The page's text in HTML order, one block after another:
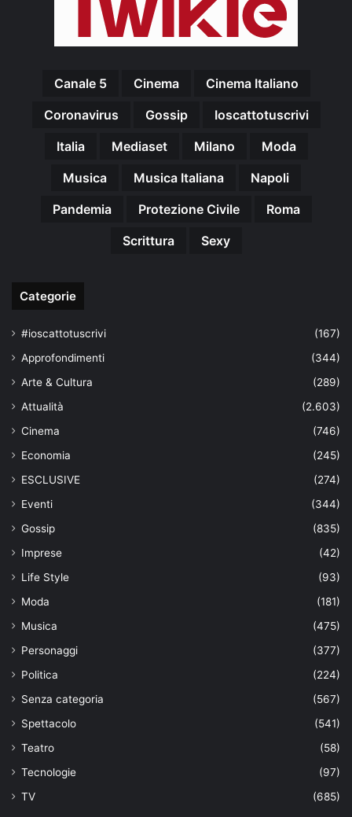
Canale 5 Cinema
Cinema Italiano
Coronavirus
Gossip
Ioscattotuscrivi
Italia
Mediaset Milano
Moda
Musica
Musica Italiana
Napoli
Pandemia
Protezione Civile
Roma
Scrittura
Sexy
Categorie
#ioscattotuscrivi
(167)
Approfondimenti
(344)
Arte & Cultura
(289)
Attualità
(2.603)
Cinema
(746)
Economia
(245)
ESCLUSIVE
(274)
Eventi
(344)
Gossip
(835)
Imprese
(42)
Life Style
(93)
Moda
(181)
Musica
(475)
Personaggi
(377)
Politica
(224)
Senza categoria
(567)
Spettacolo
(541)
Teatro
(58)
Tecnologie
(97)
TV
(685)